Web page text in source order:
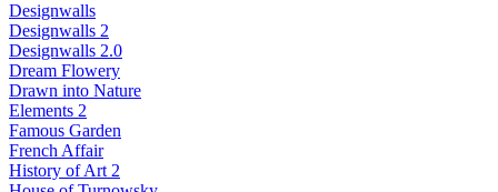
Designwalls
Designwalls 2
Designwalls 2.0
Dream Flowery
Drawn into Nature
Elements 2
Famous Garden
French Affair
History of Art 2